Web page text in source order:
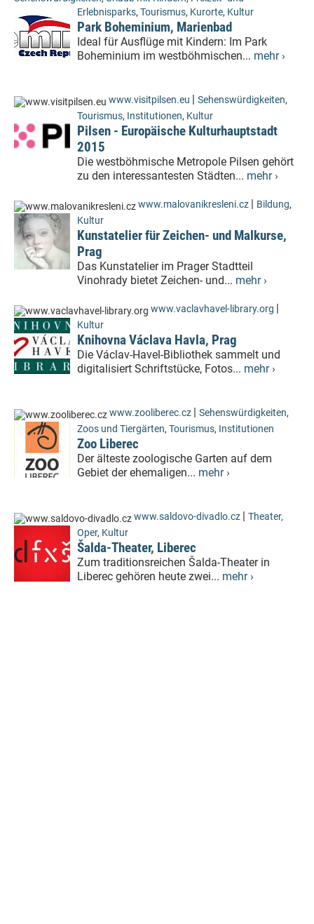
Erlebnisparks, Tourismus, Kurorte, Kultur
Park Boheminium, Marienbad
Ideal für Ausflüge mit Kindern: Im Park
Boheminium im westböhmischen... mehr ›
www.visitpilsen.eu | Sehenswürdigkeiten,
Tourismus, Institutionen, Kultur
Pilsen - Europäische Kulturhauptstadt
2015
Die westböhmische Metropole Pilsen gehört
zu den interessantesten Städten... mehr ›
www.malovanikresleni.cz | Bildung,
Kultur
Kunstatelier für Zeichen- und Malkurse,
Prag
Das Kunstatelier im Prager Stadtteil
Vinohrady bietet Zeichen- und... mehr ›
www.vaclavhavel-library.org |
Kultur
Knihovna Václava Havla, Prag
Die Václav-Havel-Bibliothek sammelt und
digitalisiert Schriftstücke, Fotos... mehr ›
www.zooliberec.cz | Sehenswürdigkeiten,
Zoos und Tiergärten, Tourismus, Institutionen
Zoo Liberec
Der älteste zoologische Garten auf dem
Gebiet der ehemaligen... mehr ›
www.saldovo-divadlo.cz | Theater,
Oper, Kultur
Šalda-Theater, Liberec
Zum traditionsreichen Šalda-Theater in
Liberec gehören heute zwei... mehr ›